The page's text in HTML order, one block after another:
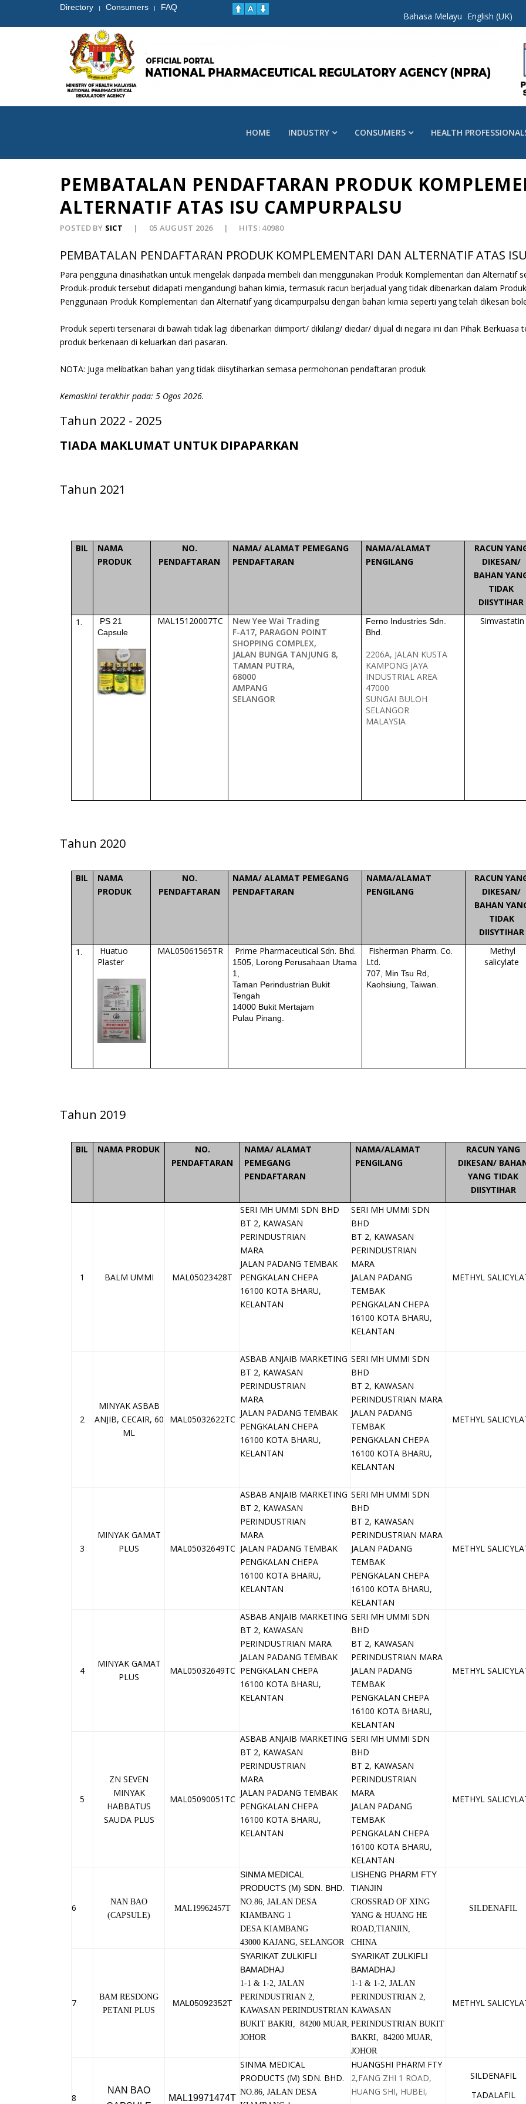
Directory | Consumers | FAQ
Bahasa Melayu English (UK)
HOME INDUSTRY CONSUMERS HEALTH
PEMBATALAN PENDAFTARAN PRODUK
ALTERNATIF ATAS ISU CAMPURPALSU
POSTED BY SICT 05 AUGUST 2026 HITS: 40980
PEMBATALAN PENDAFTARAN PRODUK KOMPLEMENTARI DAN ALTERNATIF ATAS
Para pengguna dinasihatkan untuk mengelak daripada membeli dan menggunakan Produk Komplementari dan Alternatif
Produk-produk tersebut didapati mengandungi bahan kimia, termasuk racun berjadual yang tidak dibenarkan dalam
Penggunaan Produk Komplementari dan Alternatif yang dicampurpalsu dengan bahan kimia seperti yang telah dikesan
Produk seperti tersenarai di bawah tidak lagi dibenarkan diimport/ dikilang/ diedar/ dijual di negara ini dan Pihak Berkuasa
produk berkenaan di keluarkan dari pasaran.
NOTA: Juga melibatkan bahan yang tidak diisytiharkan semasa permohonan pendaftaran produk
Kemaskini terakhir pada: 5 Ogos 2026.
Tahun 2022 - 2025
TIADA MAKLUMAT UNTUK DIPAPARKAN
Tahun 2021
BIL
NAMA
PRODUK
NO.
PENDAFTARAN
NAMA/ ALAMAT PEMEGANG
PENDAFTARAN
NAMA/ALAMAT
PENGILANG
RACUN
DIKESAN/
BAHAN
TIDAK
DIISYTIHAR
1.
PS 21
Capsule
MAL15120007TC
New Yee Wai Trading
F-A17, PARAGON POINT
SHOPPING COMPLEX,
JALAN BUNGA TANJUNG 8,
TAMAN PUTRA,
68000
AMPANG
SELANGOR
Ferno Industries Sdn.
Bhd.
2206A, JALAN KUSTA
KAMPONG JAYA
INDUSTRIAL AREA
47000
SUNGAI BULOH
SELANGOR
MALAYSIA
Simvastatin
Tahun 2020
BIL
NAMA
PRODUK
NO.
PENDAFTARAN
NAMA/ ALAMAT PEMEGANG
PENDAFTARAN
NAMA/ALAMAT
PENGILANG
RACUN
DIKESAN/
BAHAN
TIDAK
DIISYTIHAR
1.
Huatuo
Plaster
MAL05061565TR Prime Pharmaceutical Sdn. Bhd.
1505, Lorong Perusahaan Utama
1,
Taman Perindustrian Bukit
Tengah
14000 Bukit Mertajam
Pulau Pinang.
Fisherman Pharm. Co.
Ltd.
707, Min Tsu Rd,
Kaohsiung, Taiwan.
Methyl
salicylate
Tahun 2019
BIL NAMA PRODUK
NO.
PENDAFTARAN
NAMA/ ALAMAT
PEMEGANG
PENDAFTARAN
NAMA/ALAMAT
PENGILANG
RACUN YANG
DIKESAN/
YANG TIDAK
DIISYTIHAR
1 BALM UMMI MAL05023428T
SERI MH UMMI SDN BHD
BT 2, KAWASAN
PERINDUSTRIAN
MARA
JALAN PADANG TEMBAK
PENGKALAN CHEPA
16100 KOTA BHARU,
KELANTAN
SERI MH UMMI SDN
BHD
BT 2, KAWASAN
PERINDUSTRIAN
MARA
JALAN PADANG
TEMBAK
PENGKALAN CHEPA
16100 KOTA BHARU,
KELANTAN
METHYL
2
MINYAK ASBAB
ANJIB, CECAIR, 60
ML
MAL05032622TC
ASBAB ANJAIB MARKETING
BT 2, KAWASAN
PERINDUSTRIAN
MARA
JALAN PADANG TEMBAK
PENGKALAN CHEPA
16100 KOTA BHARU,
KELANTAN
SERI MH UMMI SDN
BHD
BT 2, KAWASAN
PERINDUSTRIAN MARA
JALAN PADANG
TEMBAK
PENGKALAN CHEPA
16100 KOTA BHARU,
KELANTAN
METHYL
3
MINYAK GAMAT
PLUS
MAL05032649TC
ASBAB ANJAIB MARKETING
BT 2, KAWASAN
PERINDUSTRIAN
MARA
JALAN PADANG TEMBAK
PENGKALAN CHEPA
16100 KOTA BHARU,
KELANTAN
SERI MH UMMI SDN
BHD
BT 2, KAWASAN
PERINDUSTRIAN MARA
JALAN PADANG
TEMBAK
PENGKALAN CHEPA
16100 KOTA BHARU,
KELANTAN
METHYL
4
MINYAK GAMAT
PLUS
MAL05032649TC
ASBAB ANJAIB MARKETING
BT 2, KAWASAN
PERINDUSTRIAN MARA
JALAN PADANG TEMBAK
PENGKALAN CHEPA
16100 KOTA BHARU,
KELANTAN
SERI MH UMMI SDN
BHD
BT 2, KAWASAN
PERINDUSTRIAN MARA
JALAN PADANG
TEMBAK
PENGKALAN CHEPA
16100 KOTA BHARU,
KELANTAN
METHYL
5
ZN SEVEN
MINYAK
HABBATUS
SAUDA PLUS
MAL05090051TC
ASBAB ANJAIB MARKETING
BT 2, KAWASAN
PERINDUSTRIAN
MARA
JALAN PADANG TEMBAK
PENGKALAN CHEPA
16100 KOTA BHARU,
KELANTAN
SERI MH UMMI SDN
BHD
BT 2, KAWASAN
PERINDUSTRIAN
MARA
JALAN PADANG
TEMBAK
PENGKALAN CHEPA
16100 KOTA BHARU,
KELANTAN
METHYL
6
NAN BAO
(CAPSULE)
MAL19962457T
SINMA MEDICAL
PRODUCTS (M) SDN. BHD.
NO.86, JALAN DESA
KIAMBANG 1
DESA KIAMBANG
43000 KAJANG, SELANGOR
LISHENG PHARM FTY
TIANJIN
CROSSRAD OF XING
YANG & HUANG HE
ROAD,TIANJIN,
CHINA
SILDENAFIL
7
BAM RESDONG
PETANI PLUS
MAL05092352T
SYARIKAT ZULKIFLI
BAMADHAJ
1-1 & 1-2, JALAN
PERINDUSTRIAN 2,
KAWASAN PERINDUSTRIAN
BUKIT BAKRI, 84200 MUAR,
JOHOR
SYARIKAT ZULKIFLI
BAMADHAJ
1-1 & 1-2, JALAN
PERINDUSTRIAN 2,
KAWASAN
PERINDUSTRIAN BUKIT
BAKRI, 84200 MUAR,
JOHOR
METHYL
8
NAN BAO
MAL19971474T
SINMA MEDICAL
PRODUCTS (M) SDN. BHD.
NO.86, JALAN DESA
HUANGSHI PHARM FTY
2,FANG ZHI 1 ROAD,
HUANG SHI, HUBEI,
SILDENAFIL
TADALAFIL